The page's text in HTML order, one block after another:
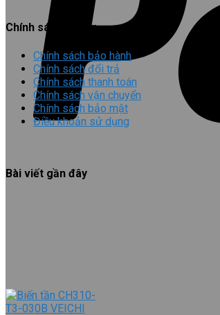
Chính sách chung
Chính sách bảo hành
Chính sách đổi trả
Chính sách thanh toán
Chính sách vận chuyển
Chính sách bảo mật
Điều khoản sử dụng
Bài viết gần đây